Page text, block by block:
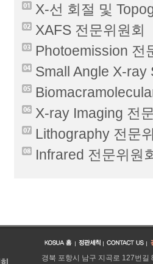
X-선 회절 및
XAFS 전문위원회
Photoemission 전
Small Angle X-ray
X-ray Imaging 전
Lithography 전문
Infrared 전문위원
경북 포항시 남구 지곡로 127번길